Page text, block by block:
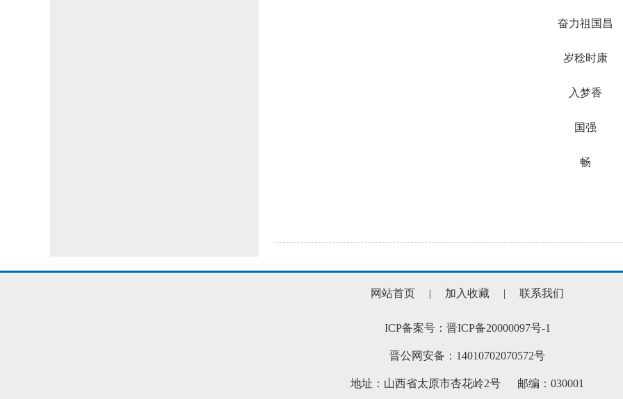
奋力祖国昌
岁稔时康
入梦香
国强
畅
网站首页 | 加入收藏 | 联系我们
ICP备案号：晋ICP备20000097号-1
晋公网安备：14010702070572号
地址：山西省太原市杏花岭2号 邮编：030001